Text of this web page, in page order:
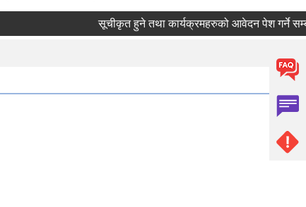
सूचीकृत हुने तथा कार्यक्रमहरुको आवेदन पेश गर्ने